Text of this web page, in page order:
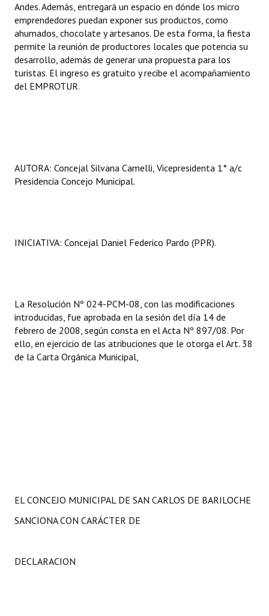
Antiguos Pobladores
Noticias Destacadas
Registros y Distinciones
Datos Históricos
Periodistas Decanos - Registro
Reconocimientos - Registro
Bariloche, Municipio intercultural
Entrega de distinciones
Andes. Además, entregará un espacio en dónde los micro
emprendedores puedan exponer sus productos, como
ahumados, chocolate y artesanos. De esta forma, la fiesta
permite la reunión de productores locales que potencia su
desarrollo, además de generar una propuesta para los
turistas. El ingreso es gratuito y recibe el acompañamiento
del EMPROTUR.
AUTORA: Concejal Silvana Camelli, Vicepresidenta 1° a/c
Presidencia Concejo Municipal.
INICIATIVA: Concejal Daniel Federico Pardo (PPR).
La Resolución Nº 024-PCM-08, con las modificaciones
introducidas, fue aprobada en la sesión del día 14 de
febrero de 2008, según consta en el Acta Nº 897/08. Por
ello, en ejercicio de las atribuciones que le otorga el Art. 38
de la Carta Orgánica Municipal,
EL CONCEJO MUNICIPAL DE SAN CARLOS DE BARILOCHE
SANCIONA CON CARÁCTER DE
DECLARACION